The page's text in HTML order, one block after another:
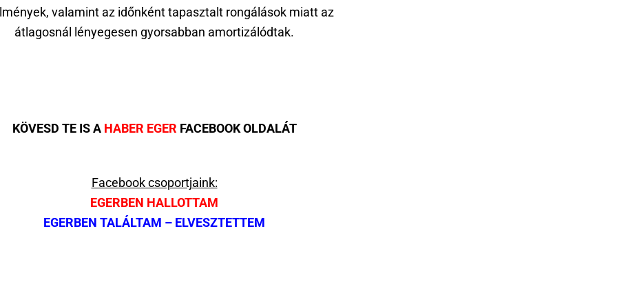
valamint az időnként tapasztalt rongálások miatt az
átlagosnál lényegesen gyorsabban amortizálódtak.
KÖVESD TE IS A HABER EGER FACEBOOK OLDALÁT
Facebook csoportjaink:
EGERBEN HALLOTTAM
EGERBEN TALÁLTAM – ELVESZTETTEM